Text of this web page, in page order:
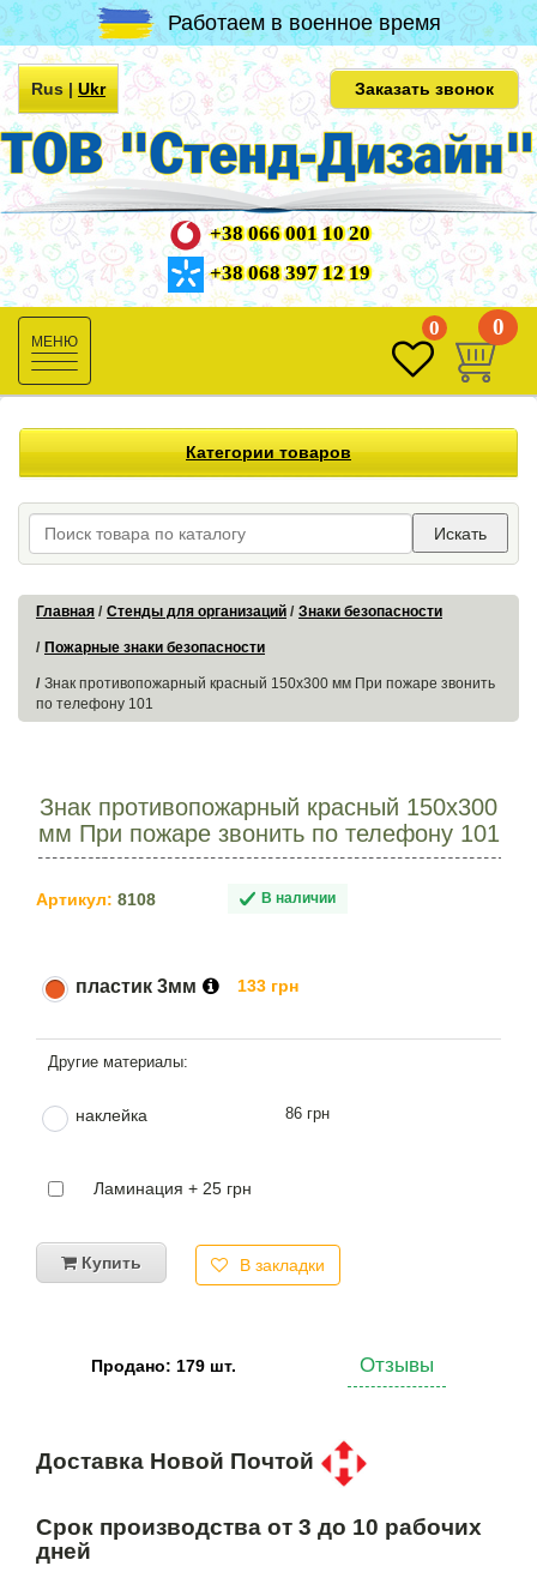
Работаем в военное время
Rus|Ukr Заказать звонок
+38 066 001 10 20
+38 068 397 12 19
Toggle
navigation
0 0
Категории товаров
Искать
Главная Стенды для организаций Знаки безопасности
Пожарные знаки безопасности
Знак противопожарный красный 150х300 мм При пожаре звонить
по телефону 101
Знак противопожарный красный 150х300
мм При пожаре звонить по телефону 101
Артикул: 8108 В наличии
пластик 3мм 133 грн
наклейка 86 грн
Ламинация + 25 грн
Купить В закладки
Продано: 179 шт. Отзывы
Доставка Новой Почтой
Срок производства от 3 до 10 рабочих
дней